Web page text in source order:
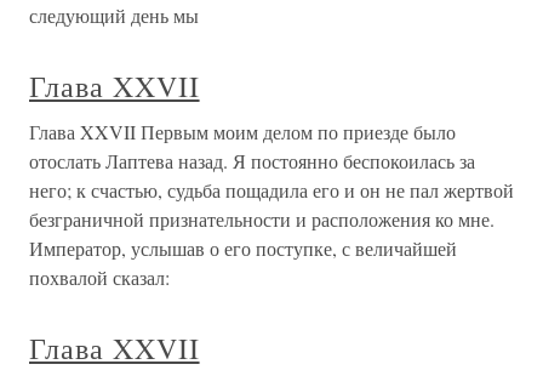
следующий день мы
Глава XXVII
Глава XXVII Первым моим делом по приезде было
отослать Лаптева назад. Я постоянно беспокоилась за
него; к счастью, судьба пощадила его и он не пал жертвой
безграничной признательности и расположения ко мне.
Император, услышав о его поступке, с величайшей
похвалой сказал:
Глава XXVII